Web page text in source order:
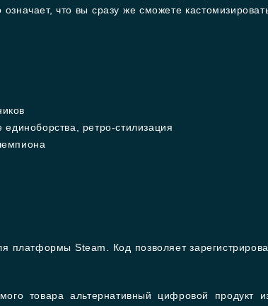
что вы сразу же сможете
ретро-стилизация
платформы Steam. Код позволяет
товара альтернативный цифровой продукт